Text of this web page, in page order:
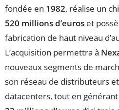
fondée en 1982, réalise un
520 millions d’euros et
fabrication de haut niveau
L’acquisition permettra à
nouveaux segments de
son réseau de distributeurs et
datacenters, tout en